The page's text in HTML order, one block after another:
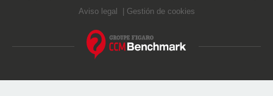
Aviso legal
Gestión de cookies